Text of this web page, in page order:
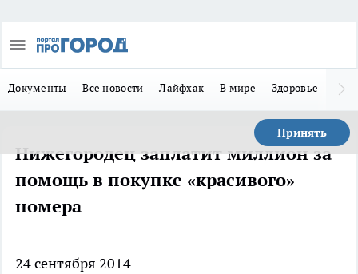
Документы Все новости Лайфхак В мире Здоровье
Принять
Нижегородец заплатит миллион за
помощь в покупке «красивого»
номера
24 сентября 2014